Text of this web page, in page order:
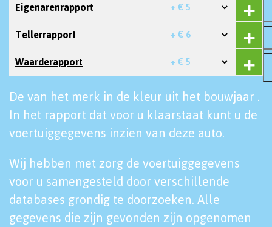
Eigenarenrapport + € 5
Tellerrapport + € 6
Waarderapport + € 5
De van het merk in de kleur uit het bouwjaar .
In het rapport dat voor u klaarstaat kunt u de
voertuiggegevens inzien van deze auto.
Wij hebben met zorg de voertuiggegevens
voor u samengesteld door verschillende
databases grondig te doorzoeken. Alle
gegevens die zijn gevonden zijn opgenomen